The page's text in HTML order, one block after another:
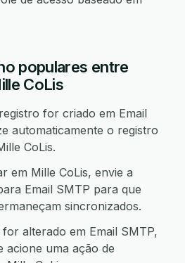
populares entre
CoLis
for criado em Email
automaticamente o registro
CoLis.
em Mille CoLis, envie a
Email SMTP para que
sincronizados.
alterado em Email SMTP,
acione uma ação de